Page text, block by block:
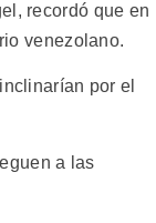
recordó que en
venezolano.
por el
a las